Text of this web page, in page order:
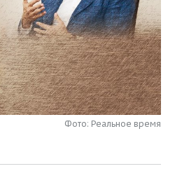
Фото: Реальное время